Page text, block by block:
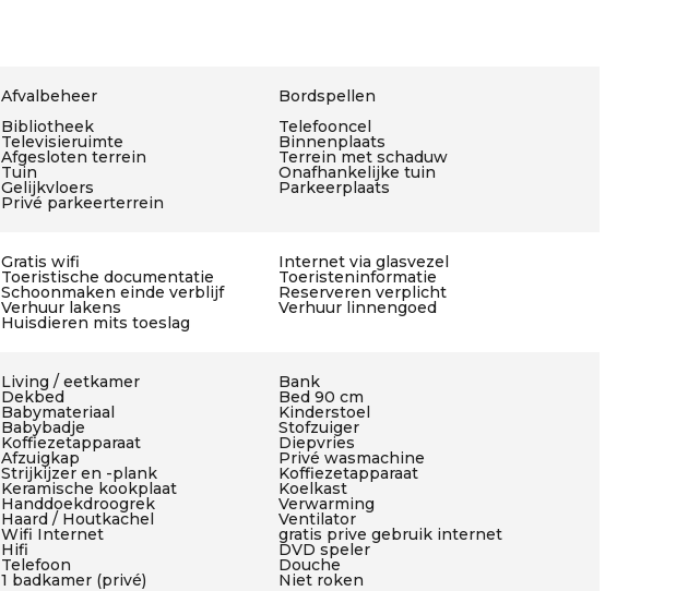
Afvalbeheer
Bordspellen
Bibliotheek Telefooncel
Televisieruimte Binnenplaats
Afgesloten terrein Terrein met schaduw
Tuin Onafhankelijke tuin
Gelijkvloers Parkeerplaats
Privé parkeerterrein
Gratis wifi Internet via glasvezel
Toeristische documentatie Toeristeninformatie
Schoonmaken einde verblijf Reserveren verplicht
Verhuur lakens Verhuur linnengoed
Huisdieren mits toeslag
Living / eetkamer Bank
Dekbed Bed 90 cm
Babymateriaal Kinderstoel
Babybadje Stofzuiger
Koffiezetapparaat Diepvries
Afzuigkap Privé wasmachine
Strijkijzer en -plank Koffiezetapparaat
Keramische kookplaat Koelkast
Handdoekdroogrek Verwarming
Haard / Houtkachel Ventilator
Wifi Internet gratis prive gebruik internet
Hifi DVD speler
Telefoon Douche
1 badkamer (privé) Niet roken